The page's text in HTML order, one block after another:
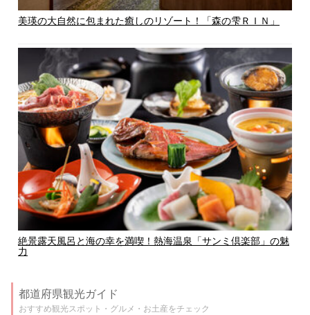
美瑛の大自然に包まれた癒しのリゾート！「森の雫ＲＩＮ」
絶景露天風呂と海の幸を満喫！熱海温泉「サンミ倶楽部」の魅
力
都道府県観光ガイド
おすすめ観光スポット・グルメ・お土産をチェック